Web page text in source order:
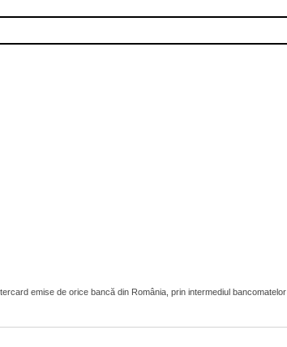
emise de orice bancă din România, prin intermediul bancomatelor